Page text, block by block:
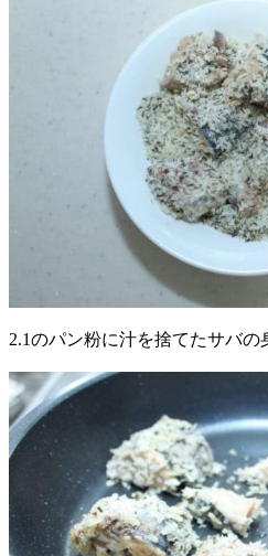
2.1のパン粉に汁を捨てたサバの